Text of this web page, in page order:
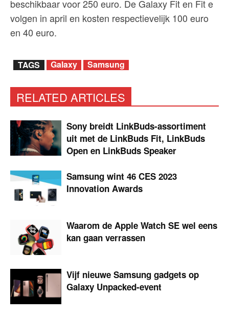
beschikbaar voor 250 euro. De Galaxy Fit en Fit e
volgen in april en kosten respectievelijk 100 euro
en 40 euro.
TAGS Galaxy Samsung
RELATED ARTICLES
Sony breidt LinkBuds-assortiment
uit met de LinkBuds Fit, LinkBuds
Open en LinkBuds Speaker
Samsung wint 46 CES 2023
Innovation Awards
Waarom de Apple Watch SE wel eens
kan gaan verrassen
Vijf nieuwe Samsung gadgets op
Galaxy Unpacked-event